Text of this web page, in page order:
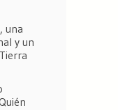
una
y un